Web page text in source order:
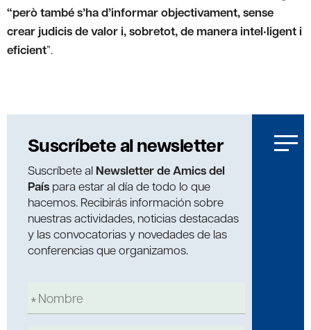
“però també s’ha d’informar objectivament, sense
crear judicis de valor i, sobretot, de manera intel•ligent i
eficient”.
Suscríbete al newsletter
Suscríbete al Newsletter de Amics del
País para estar al día de todo lo que
hacemos. Recibirás información sobre
nuestras actividades, noticias destacadas
y las convocatorias y novedades de las
conferencias que organizamos.